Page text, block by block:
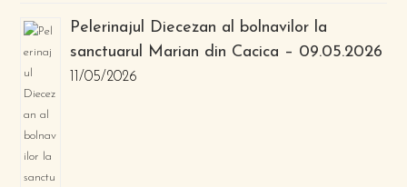
Pelerinajul Diecezan al bolnavilor la
sanctuarul Marian din Cacica – 09.05.2026
11/05/2026